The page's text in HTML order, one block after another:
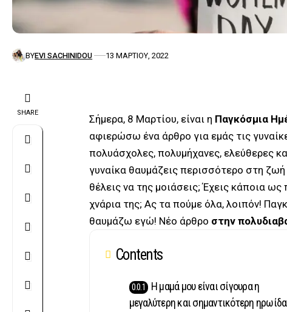
BYEVI SACHINIDOU 13 ΜΑΡΤΊΟΥ, 2022
SHARE
Σήμερα, 8 Μαρτίου, είναι η Παγκόσμια
αφιερώσω ένα άρθρο για εμάς τις
πολυάσχολες, πολυμήχανες, ελεύθερες
γυναίκα θαυμάζεις περισσότερο στη
θέλεις να της μοιάσεις; Έχεις κάποια
χνάρια της; Ας τα πούμε όλα, λοιπόν!
θαυμάζω εγώ! Νέο άρθρο στην
Contents
Η μαμά μου είναι σίγουρα η
μεγαλύτερη και σημαντικότερη ηρωίδα